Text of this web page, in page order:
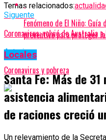
Temas relacionados:
Siguente
Coronavirus: volvió de Australia
Anterior
Coronavirus y pobreza
Fenómeno de El Niño:
preventivo para proteger
Locales
Santa Fe: Más de
asistencia
de raciones creció
Un relevamiento de la